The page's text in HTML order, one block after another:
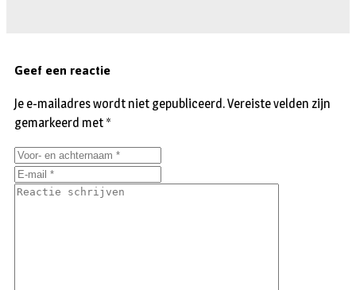
Geef een reactie
Je e-mailadres wordt niet gepubliceerd.Vereiste velden zijn
gemarkeerd met *